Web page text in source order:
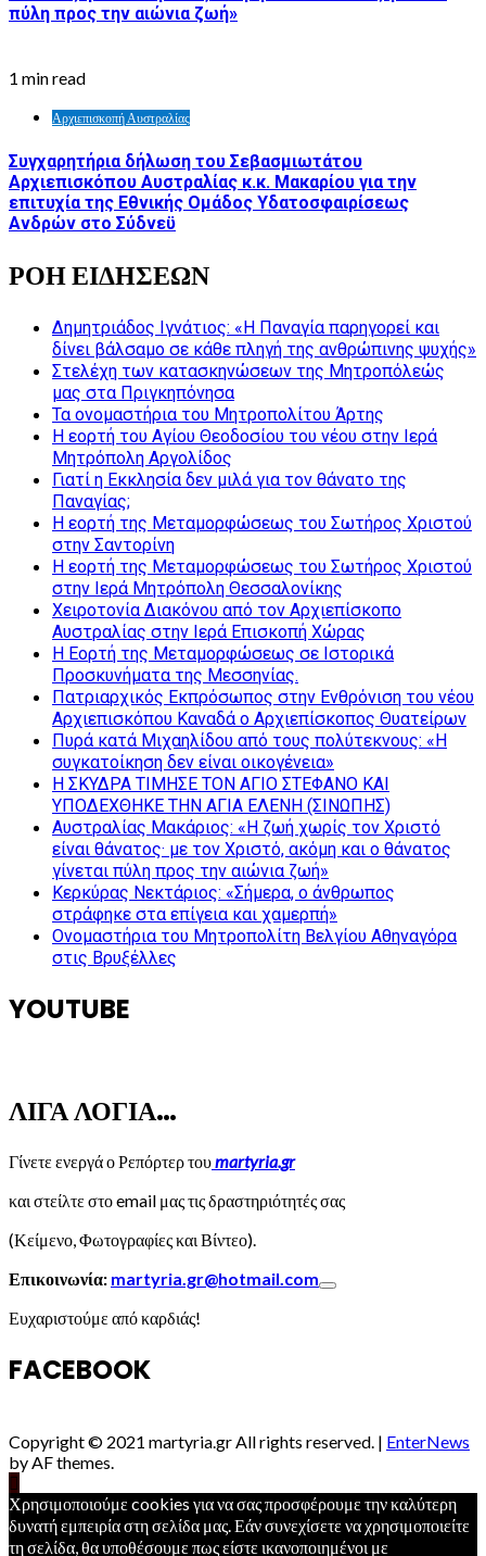
πύλη προς την αιώνια ζωή»
1 min read
Αρχιεπισκοπή Αυστραλίας
Συγχαρητήρια δήλωση του Σεβασμιωτάτου
Αρχιεπισκόπου Αυστραλίας κ.κ. Μακαρίου για την
επιτυχία της Εθνικής Ομάδος Υδατοσφαιρίσεως
Ανδρών στο Σύδνεϋ
ΡΟΗ ΕΙΔΗΣΕΩΝ
Δημητριάδος Ιγνάτιος: «Η Παναγία παρηγορεί και
δίνει βάλσαμο σε κάθε πληγή της ανθρώπινης ψυχής»
Στελέχη των κατασκηνώσεων της Μητροπόλεώς
μας στα Πριγκηπόνησα
Τα ονομαστήρια του Μητροπολίτου Άρτης
Η εορτή του Αγίου Θεοδοσίου του νέου στην Ιερά
Μητρόπολη Αργολίδος
Γιατί η Εκκλησία δεν μιλά για τον θάνατο της
Παναγίας;
Η εορτή της Μεταμορφώσεως του Σωτήρος Χριστού
στην Σαντορίνη
Η εορτή της Μεταμορφώσεως του Σωτήρος Χριστού
στην Ιερά Μητρόπολη Θεσσαλονίκης
Χειροτονία Διακόνου από τον Αρχιεπίσκοπο
Αυστραλίας στην Ιερά Επισκοπή Χώρας
Η Εορτή της Μεταμορφώσεως σε Ιστορικά
Προσκυνήματα της Μεσσηνίας.
Πατριαρχικός Εκπρόσωπος στην Ενθρόνιση του νέου
Αρχιεπισκόπου Καναδά ο Αρχιεπίσκοπος Θυατείρων
Πυρά κατά Μιχαηλίδου από τους πολύτεκνους: «Η
συγκατοίκηση δεν είναι οικογένεια»
Η ΣΚΥΔΡΑ ΤΙΜΗΣΕ ΤΟΝ ΑΓΙΟ ΣΤΕΦΑΝΟ ΚΑΙ
ΥΠΟΔΕΧΘΗΚΕ ΤΗΝ ΑΓΙΑ ΕΛΕΝΗ (ΣΙΝΩΠΗΣ)
Αυστραλίας Μακάριος: «Η ζωή χωρίς τον Χριστό
είναι θάνατος· με τον Χριστό, ακόμη και ο θάνατος
γίνεται πύλη προς την αιώνια ζωή»
Κερκύρας Νεκτάριος: «Σήμερα, ο άνθρωπος
στράφηκε στα επίγεια και χαμερπή»
Ονομαστήρια του Μητροπολίτη Βελγίου Αθηναγόρα
στις Βρυξέλλες
YOUTUBE
ΛΙΓΑ ΛΟΓΙΑ…
Γίνετε ενεργά ο Ρεπόρτερ τουmartyria.gr
και στείλτε στο email μας τις δραστηριότητές σας
(Κείμενο, Φωτογραφίες και Βίντεο).
Επικοινωνία: martyria.gr@hotmail.com
Ευχαριστούμε από καρδιάς!
FACEBOOK
Copyright © 2021 martyria.gr All rights reserved. | EnterNews
by AF themes.
Χρησιμοποιούμε cookies για να σας προσφέρουμε την καλύτερη
δυνατή εμπειρία στη σελίδα μας. Εάν συνεχίσετε να χρησιμοποιείτε
τη σελίδα, θα υποθέσουμε πως είστε ικανοποιημένοι με